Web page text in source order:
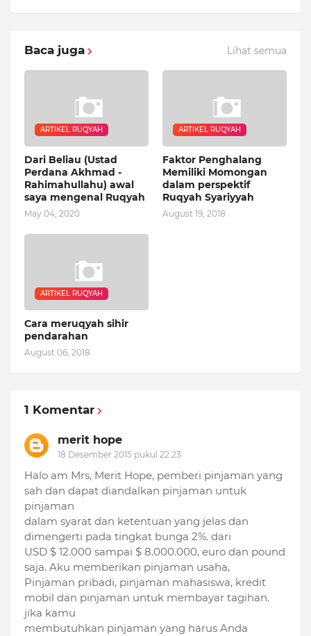
Baca juga Lihat semua
ARTIKEL RUQYAH
Dari Beliau (Ustad
Perdana Akhmad -
Rahimahullahu) awal
saya mengenal Ruqyah
May 04, 2020
ARTIKEL RUQYAH
Faktor Penghalang
Memiliki Momongan
dalam perspektif
Ruqyah Syariyyah
August 19, 2018
ARTIKEL RUQYAH
Cara meruqyah sihir
pendarahan
August 06, 2018
1 Komentar
merit hope
18 Desember 2015 pukul 22.23
Halo am Mrs, Merit Hope, pemberi pinjaman yang
sah dan dapat diandalkan pinjaman untuk
pinjaman
dalam syarat dan ketentuan yang jelas dan
dimengerti pada tingkat bunga 2%. dari
USD $ 12.000 sampai $ 8.000.000, euro dan pound
saja. Aku memberikan pinjaman usaha,
Pinjaman pribadi, pinjaman mahasiswa, kredit
mobil dan pinjaman untuk membayar tagihan.
jika kamu
membutuhkan pinjaman yang harus Anda